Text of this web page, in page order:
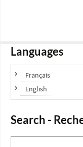
Languages
Français
English
Search -